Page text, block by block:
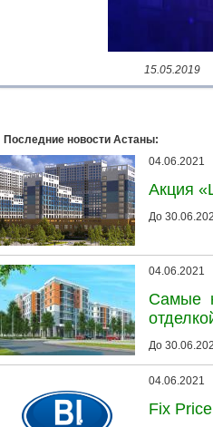
15.05.2019
Последние новости Астаны:
04.06.2021
Акция
До
04.06.2021
Самые
До
04.06.2021
Fix